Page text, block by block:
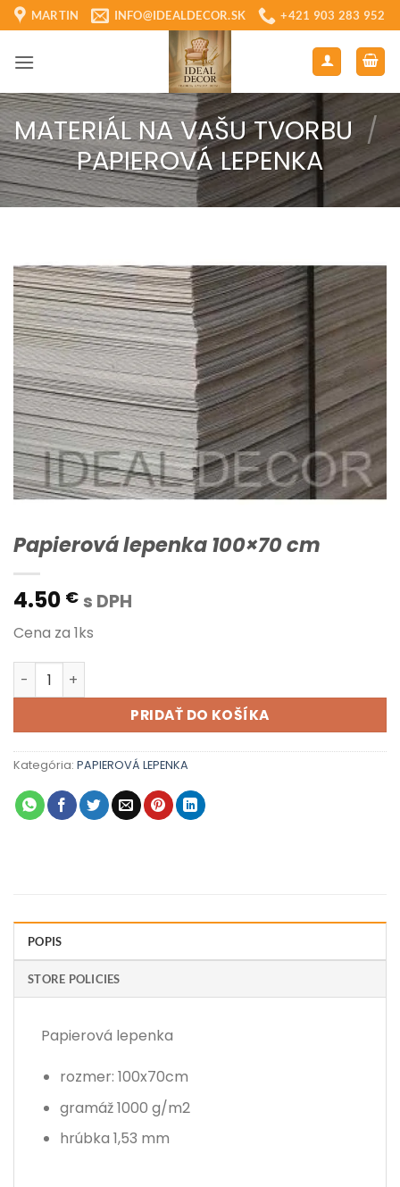
Skip
to
content
MARTIN INFO@IDEALDECOR.SK +421 903 283 952
MATERIÁL NA VAŠU TVORBU /
PAPIEROVÁ LEPENKA
Papierová lepenka 100×70 cm
4.50 € s DPH
Cena za 1ks
množstvo Papierová lepenka 100x70 cm
PRIDAŤ DO KOŠÍKA
Kategória: PAPIEROVÁ LEPENKA
POPIS
STORE POLICIES
Papierová lepenka
rozmer: 100x70cm
gramáž 1000 g/m2
hrúbka 1,53 mm